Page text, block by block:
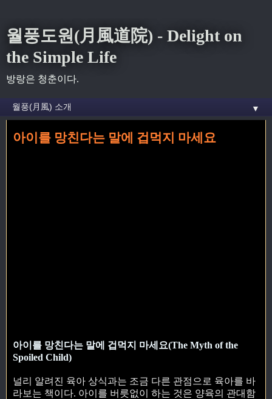
월풍도원(月風道院) - Delight on
the Simple Life
방랑은 청춘이다.
▼
홈» 알피 콘 꼬리가 달린 글
아이를 망친다는 말에 겁먹지 마세요
아이를 망친다는 말에 겁먹지 마세요(The Myth of the
Spoiled Child)
널리 알려진 육아 상식과는 조금 다른 관점으로 육아를 바
라보는 책이다. 아이를 버릇없이 하는 것은 양육의 관대함